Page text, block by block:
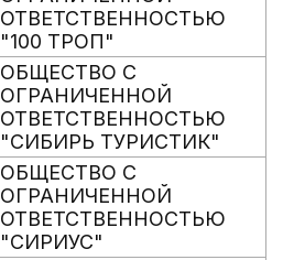
ОТВЕТСТВЕННОСТЬЮ
"100 ТРОП"
ОБЩЕСТВО С
ОГРАНИЧЕННОЙ
ОТВЕТСТВЕННОСТЬЮ
"СИБИРЬ ТУРИСТИК"
ОБЩЕСТВО С
ОГРАНИЧЕННОЙ
ОТВЕТСТВЕННОСТЬЮ
"СИРИУС"